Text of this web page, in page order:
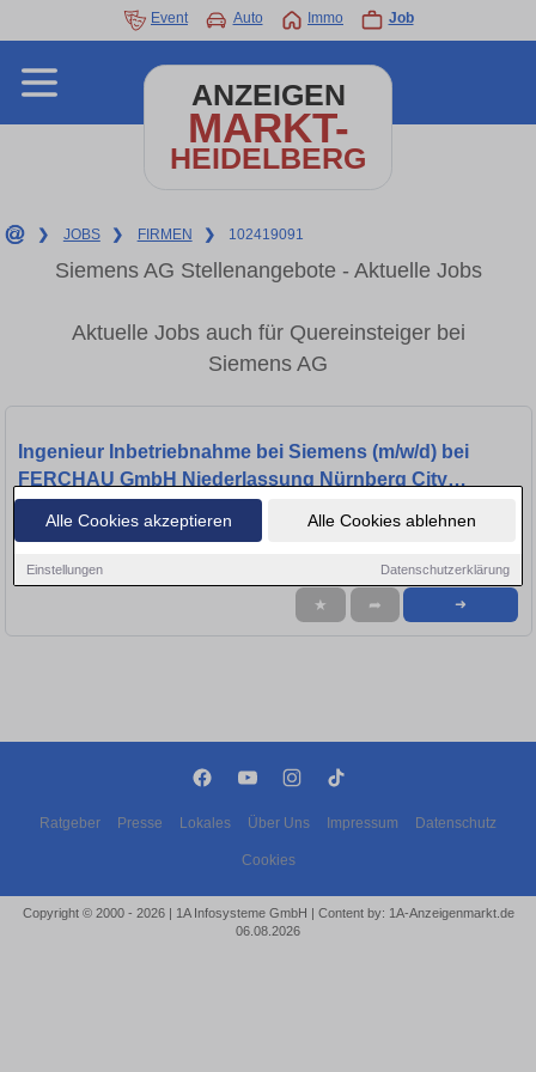
Alle Cookies akzeptieren Alle Cookies ablehnen
Einstellungen Datenschutzerklärung
Event Auto Immo Job
ANZEIGEN
MARKT-
HEIDELBERG
❯ JOBS ❯ FIRMEN ❯ 102419091
Siemens AG Stellenangebote - Aktuelle Jobs
Aktuelle Jobs auch für Quereinsteiger bei
Siemens AG
Ingenieur Inbetriebnahme bei Siemens (m/w/d) bei
FERCHAU GmbH Niederlassung Nürnberg City
Fürth, 64658
Firma:Siemens
★ ➦ ➜
Ratgeber Presse Lokales Über Uns Impressum Datenschutz
Cookies
Copyright © 2000 - 2026 | 1A Infosysteme GmbH | Content by: 1A-Anzeigenmarkt.de
06.08.2026